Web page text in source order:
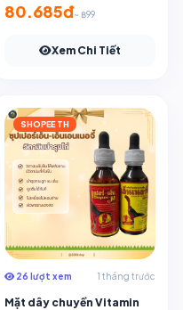
80.685đ~ ฿99
Xem Chi Tiết
SHOPEE TH
26 lượt xem 1 tháng trước
Mặt dây chuyền Vitamin